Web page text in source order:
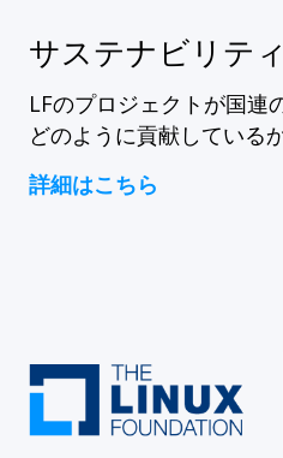
サステナビリティ
LFのプロジェクトが国連
どのように貢献している
詳細はこちら